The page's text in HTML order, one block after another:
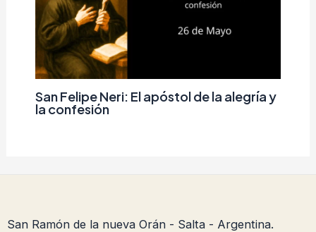
San Felipe Neri: El apóstol de la alegría y
la confesión
San Ramón de la nueva Orán - Salta - Argentina.